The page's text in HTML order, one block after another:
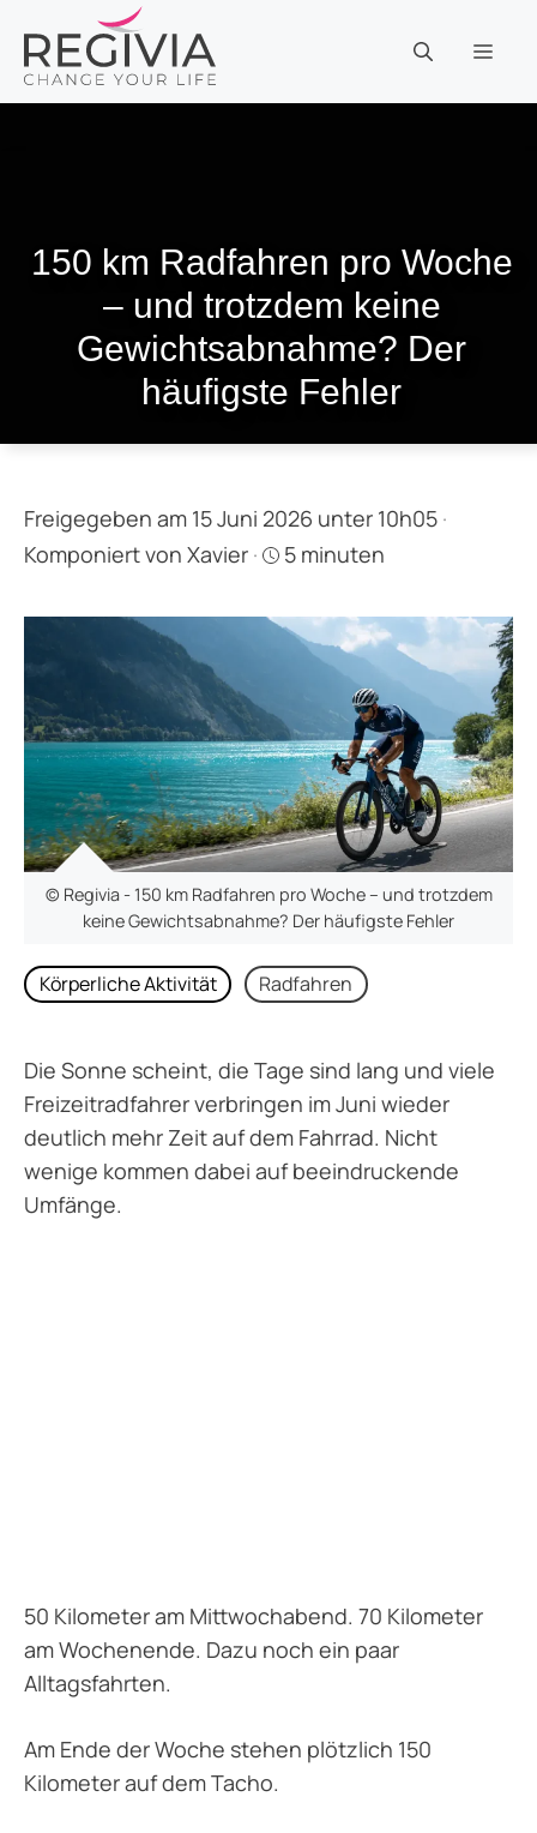
Inhalt
springen
150 km Radfahren pro Woche
– und trotzdem keine
Gewichtsabnahme? Der
häufigste Fehler
Freigegeben am 15 Juni 2026 unter 10h05 ·
Komponiert von Xavier · 5 minuten
© Regivia - 150 km Radfahren pro Woche – und trotzdem
keine Gewichtsabnahme? Der häufigste Fehler
Körperliche Aktivität Radfahren
Die Sonne scheint, die Tage sind lang und viele
Freizeitradfahrer verbringen im Juni wieder
deutlich mehr Zeit auf dem Fahrrad. Nicht
wenige kommen dabei auf beeindruckende
Umfänge.
50 Kilometer am Mittwochabend. 70 Kilometer
am Wochenende. Dazu noch ein paar
Alltagsfahrten.
Am Ende der Woche stehen plötzlich 150
Kilometer auf dem Tacho.